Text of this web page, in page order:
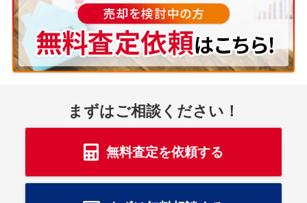
まずはご相談ください！
無料査定を依頼する